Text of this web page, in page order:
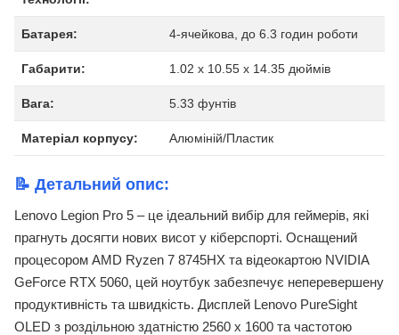
Батарея: 4-ячейкова, до 6.3 годин роботи
Габарити: 1.02 x 10.55 x 14.35 дюймів
Вага: 5.33 фунтів
Матеріал корпусу: Алюміній/Пластик
📝 Детальний опис:
Lenovo Legion Pro 5 – це ідеальний вибір для геймерів, які
прагнуть досягти нових висот у кіберспорті. Оснащений
процесором AMD Ryzen 7 8745HX та відеокартою NVIDIA
GeForce RTX 5060, цей ноутбук забезпечує неперевершену
продуктивність та швидкість. Дисплей Lenovo PureSight
OLED з роздільною здатністю 2560 x 1600 та частотою